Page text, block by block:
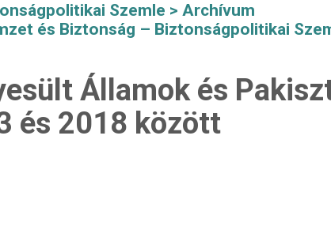
Szemle
Archívum
és Biztonság – Biztonságpolitikai
Államok és
és 2018 között